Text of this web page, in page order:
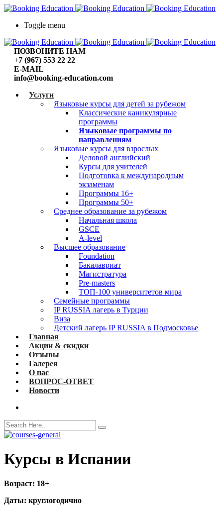
Toggle menu
ПОЗВОНИТЕ НАМ
+7 (967) 553 22 22
E-MAIL
info@booking-education.com
Услуги
Языковые курсы для детей за рубежом
Классические каникулярные
программы
Языковые программы по
направлениям
Языковые курсы для взрослых
Деловой английский
Курсы для учителей
Подготовка к международным
экзаменам
Программы 16+
Программы 50+
Среднее образование за рубежом
Начальная школа
GSCE
A-level
Высшее образование
Foundation
Бакалавриат
Магистратура
Pre-masters
ТОП-100 университетов мира
Семейные программы
IP RUSSIA лагерь в Турции
Виза
Детский лагерь IP RUSSIA в Подмосковье
Главная
Акции & скидки
Отзывы
Галерея
О нас
ВОПРОС-ОТВЕТ
Новости
Курсы в Испании
Возраст: 18+
Даты: круглогодично